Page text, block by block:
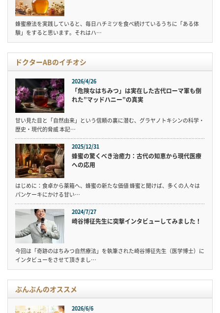
蜂蜜療法を実践していると、毎日ハチミツを食べ続けているうちに「ある体
験」をすると思います。それはハ…
ドクターABのイチオシ
2026/4/26
「危険なはちみつ」は実在した古代ローマ軍も倒
れた”マッドハニー”の真実
甘い見た目と「自然由来」という信頼の裏に潜む、グラヤノトキシンの科学・
歴史・現代的脅威 本記…
2025/12/31
蜂蜜の驚くべき治癒力：古代の知恵から現代医療
への応用
はじめに：食卓から薬箱へ、蜂蜜の新たな価値 蜂蜜と聞けば、多くの人々は
パンケーキにかける甘い…
2024/7/27
崎谷博征先生に突撃インタビューしてみました！
今回は「奇跡のはちみつ自然療法」を執筆された崎谷博征先生（医学博士）に
インタビューをさせて頂きまし…
ぶんぶんのオススメ
2026/6/6